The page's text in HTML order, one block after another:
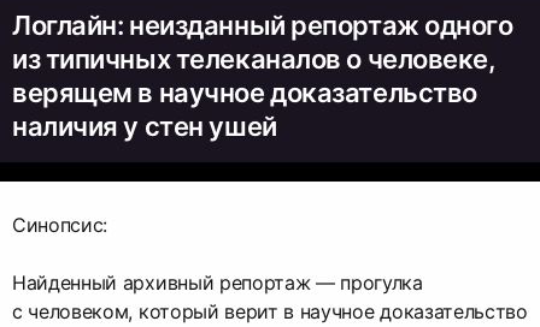
Логлайн: неизданный репортаж одного
из типичных телеканалов о человеке,
верящем в научное доказательство
наличия у стен ушей
Синопсис:
Найденный архивный репортаж — прогулка
с человеком, который верит в научное доказательство